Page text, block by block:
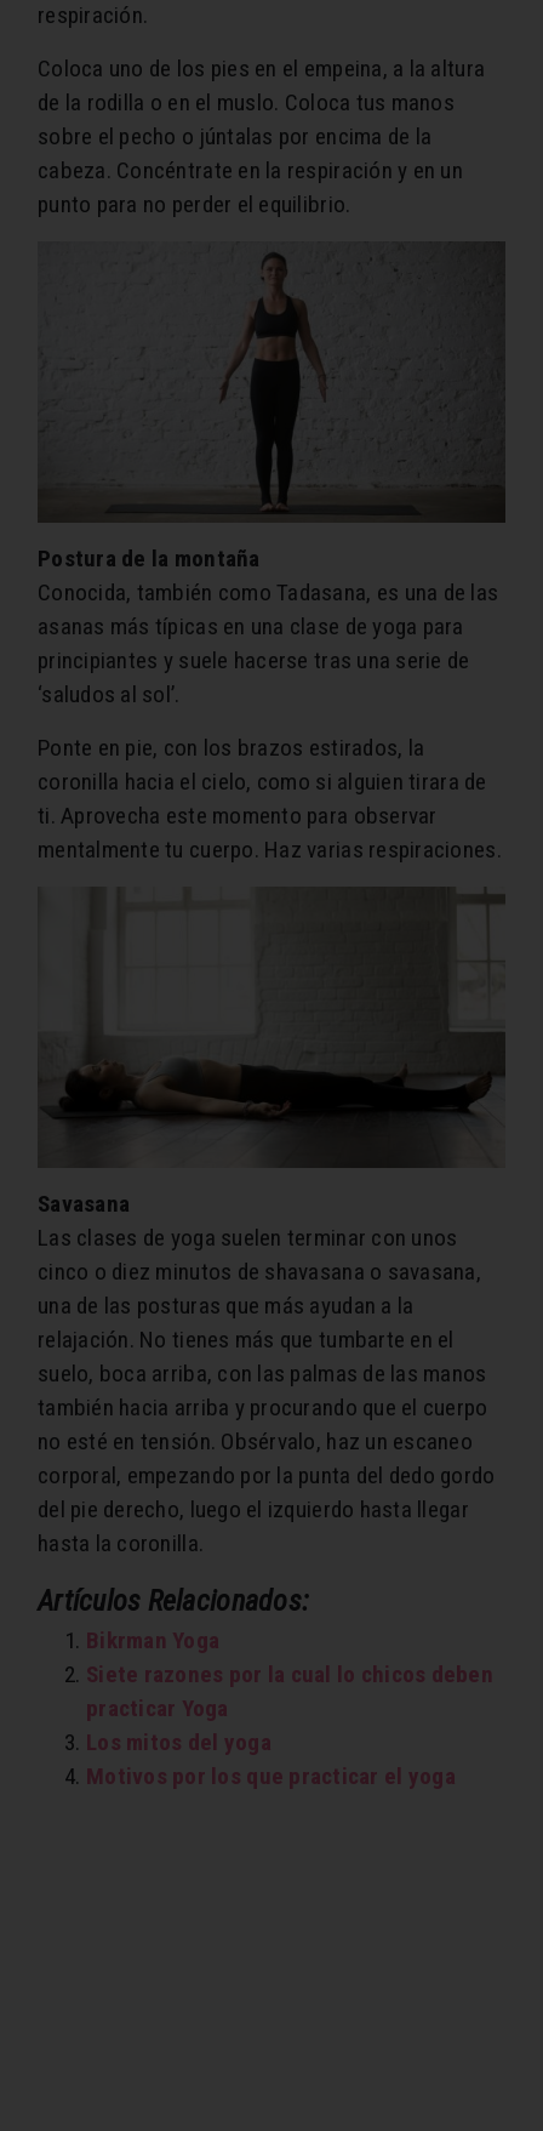
respiración.
Coloca uno de los pies en el empeina, a la altura
de la rodilla o en el muslo. Coloca tus manos
sobre el pecho o júntalas por encima de la
cabeza. Concéntrate en la respiración y en un
punto para no perder el equilibrio.
Postura de la montaña
Conocida, también como Tadasana, es una de las
asanas más típicas en una clase de yoga para
principiantes y suele hacerse tras una serie de
‘saludos al sol’.
Ponte en pie, con los brazos estirados, la
coronilla hacia el cielo, como si alguien tirara de
ti. Aprovecha este momento para observar
mentalmente tu cuerpo. Haz varias respiraciones.
Savasana
Las clases de yoga suelen terminar con unos
cinco o diez minutos de shavasana o savasana,
una de las posturas que más ayudan a la
relajación. No tienes más que tumbarte en el
suelo, boca arriba, con las palmas de las manos
también hacia arriba y procurando que el cuerpo
no esté en tensión. Obsérvalo, haz un escaneo
corporal, empezando por la punta del dedo gordo
del pie derecho, luego el izquierdo hasta llegar
hasta la coronilla.
Artículos Relacionados:
Bikrman Yoga
Siete razones por la cual lo chicos deben
practicar Yoga
Los mitos del yoga
Motivos por los que practicar el yoga